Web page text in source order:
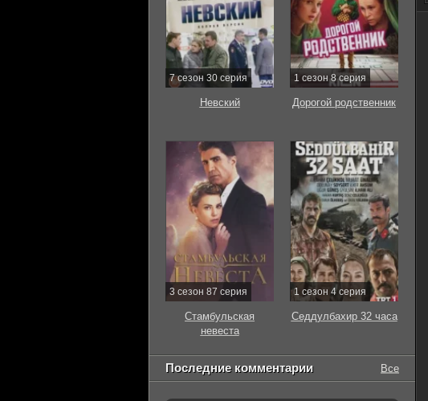
7 сезон 30 серия
Невский
1 сезон 8 серия
Дорогой родственник
3 сезон 87 серия
Стамбульская
невеста
1 сезон 4 серия
Седдулбахир 32 часа
Последние комментарии Все